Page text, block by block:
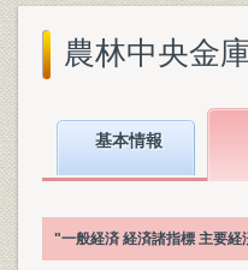
農林中央金
基本情報
"一般経済 経済諸指標 主要